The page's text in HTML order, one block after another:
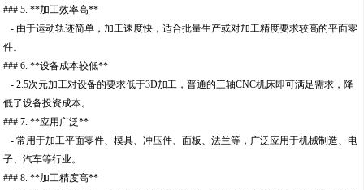
### 5. **加工效率高**
- 由于运动轨迹简单，加工速度快，适合批量生产或对加工精度要求较高的平面零
件。
### 6. **设备成本较低**
- 2.5次元加工对设备的要求低于3D加工，普通的三轴CNC机床即可满足需求，降
低了设备投资成本。
### 7. **应用广泛**
- 常用于加工平面零件、模具、冲压件、面板、法兰等，广泛应用于机械制造、电
子、汽车等行业。
### 8. **加工精度高**